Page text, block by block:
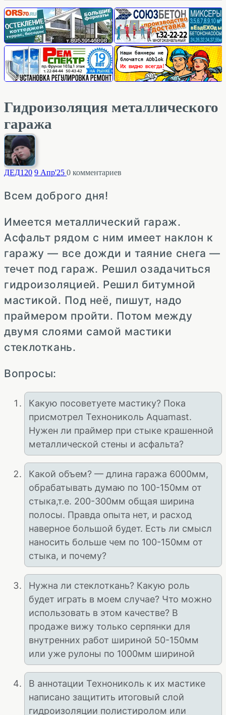
Гидроизоляция металлического
гаража
ДЕД120 9 Апр'25 0 комментариев
Всем доброго дня!
Имеется металлический гараж.
Асфальт рядом с ним имеет наклон к
гаражу — все дожди и таяние снега —
течет под гараж. Решил озадачиться
гидроизоляцией. Решил битумной
мастикой. Под неё, пишут, надо
праймером пройти. Потом между
двумя слоями самой мастики
стеклоткань.
Вопросы:
Какую посоветуете мастику? Пока
присмотрел Технониколь Aquamast.
Нужен ли праймер при стыке крашенной
металлической стены и асфальта?
Какой объем? — длина гаража 6000мм,
обрабатывать думаю по 100-150мм от
стыка,т.е. 200-300мм общая ширина
полосы. Правда опыта нет, и расход
наверное большой будет. Есть ли смысл
наносить больше чем по 100-150мм от
стыка, и почему?
Нужна ли стеклоткань? Какую роль
будет играть в моем случае? Что можно
использовать в этом качестве? В
продаже вижу только серпянки для
внутренних работ шириной 50-150мм
или уже рулоны по 1000мм шириной
В аннотации Технониколь к их мастике
написано защитить итоговый слой
гидроизоляции полистиролом или